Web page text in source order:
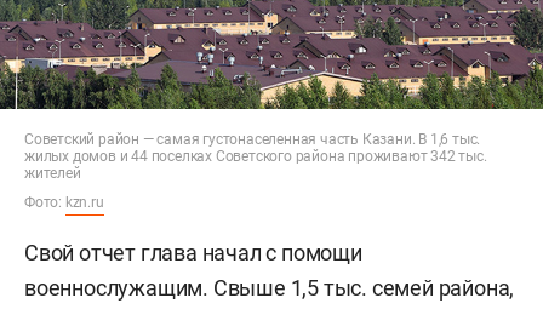
Советский район — самая густонаселенная часть Казани. В 1,6 тыс.
жилых домов и 44 поселках Советского района проживают 342 тыс.
жителей
Фото: kzn.ru
Свой отчет глава начал с помощи
военнослужащим. Свыше 1,5 тыс. семей района,